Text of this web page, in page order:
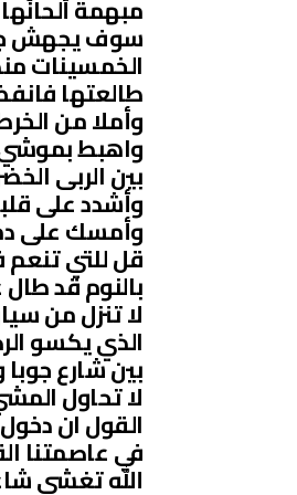
مبهمةٌ
سوف يجهش
الخمسينات
طالعتها
وأملا من
واهبط بموشي
بين الربى
وأشدد على
وأمسك على
قل للتي تنعم
بالنوم قد
لا تنزل من
الذي يكسو
بين شارع جوبا
لا تحاول
القول ان
في عاصمتنا
الله تغشى